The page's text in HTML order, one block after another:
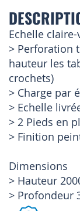
Echelle
> Perforation
hauteur les
crochets)
> Charge par
> Echelle
> 2 Pieds en
> Finition
Dimensions
> Hauteur
> Profondeur